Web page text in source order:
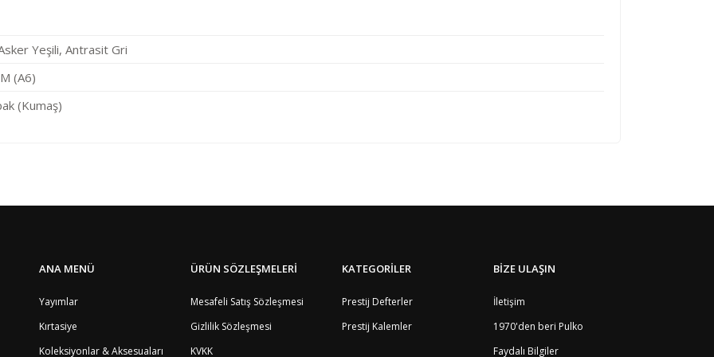
Asker Yeşili, Antrasit Gri
(A6)
(Kumaş)
ANA MENÜ
Yayımlar
Kırtasiye
Koleksiyonlar & Aksesuaları
ÜRÜN SÖZLEŞMELERİ
Mesafeli Satış Sözleşmesi
Gizlilik Sözleşmesi
KVKK
KATEGORİLER
Prestij Defterler
Prestij Kalemler
BİZE ULAŞIN
İletişim
1970'den beri Pulko
Faydalı Bilgiler